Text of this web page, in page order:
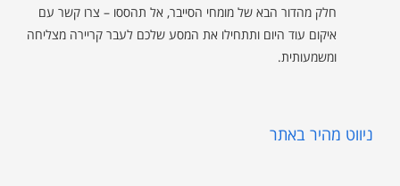
חלק מהדור הבא של מומחי הסייבר, אל תהססו – צרו קשר עם
איקום עוד היום ותתחילו את המסע שלכם לעבר קריירה מצליחה
ומשמעותית.
ניווט מהיר באתר